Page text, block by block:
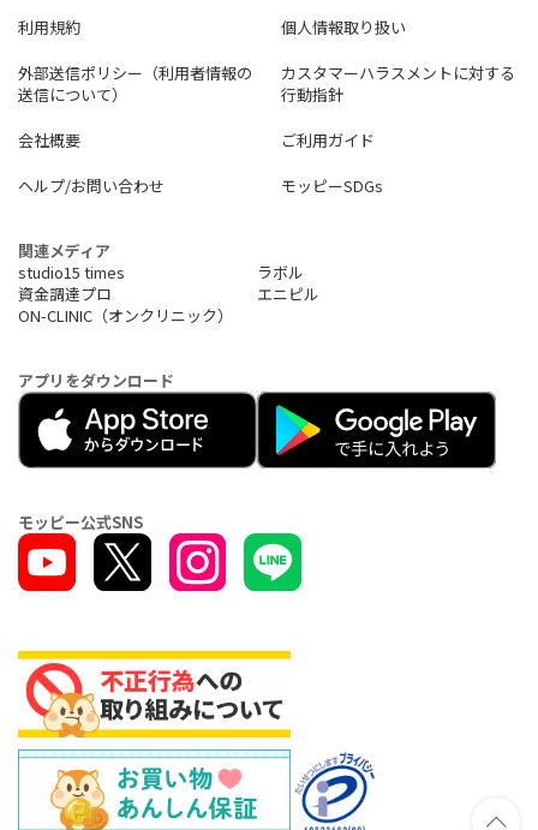
利用規約
個人情報取り扱い
外部送信ポリシー（利用者情報の
送信について）
カスタマーハラスメントに対する
行動指針
会社概要
ご利用ガイド
ヘルプ/お問い合わせ
モッピーSDGs
関連メディア
studio15 times
ラボル
資金調達プロ
エニピル
ON-CLINIC（オンクリニック）
アプリをダウンロード
モッピー公式SNS